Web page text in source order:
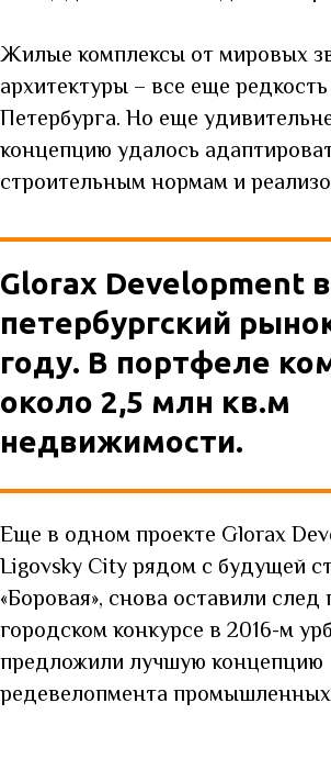
Жилые комплексы от мировых
архитектуры – все еще
Петербурга. Но еще
концепцию удалось
строительным нормам и
Glorax Development
петербургский
году. В портфеле
около 2,5 млн кв.м
недвижимости.
Еще в одном проекте Glorax
Ligovsky City рядом с будущей
«Боровая», снова оставили
городском конкурсе в 2016-м
предложили лучшую концепцию
редевелопмента промышленных